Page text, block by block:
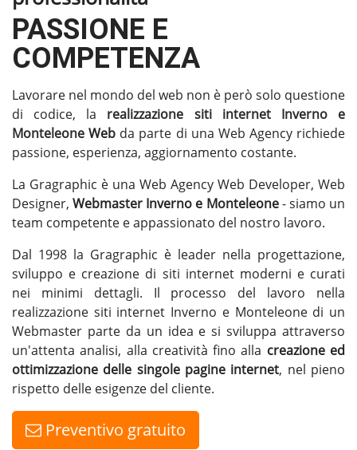
PASSIONE E
COMPETENZA
Lavorare nel mondo del web non è però solo questione
di codice, la realizzazione siti internet Inverno e
Monteleone Web da parte di una Web Agency richiede
passione, esperienza, aggiornamento costante.
La Gragraphic è una Web Agency Web Developer, Web
Designer,Webmaster Inverno e Monteleone- siamo un
team competente e appassionato del nostro lavoro.
Dal 1998 la Gragraphic è leader nella progettazione,
sviluppo e creazione di siti internet moderni e curati
nei minimi dettagli. Il processo del lavoro nella
realizzazione siti internet Inverno e Monteleone di un
Webmaster parte da un idea e si sviluppa attraverso
un'attenta analisi, alla creatività fino alla creazione ed
ottimizzazione delle singole pagine internet, nel pieno
rispetto delle esigenze del cliente.
Preventivo gratuito